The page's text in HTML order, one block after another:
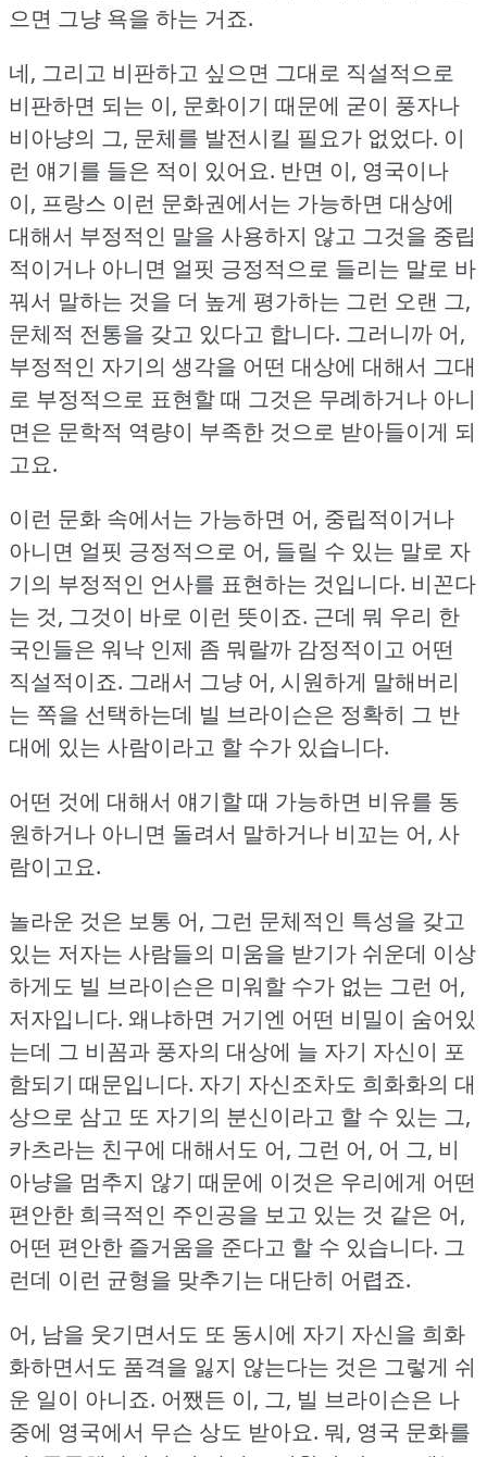
으면 그냥 욕을 하는 거죠.
네, 그리고 비판하고 싶으면 그대로 직설적으로
비판하면 되는 이, 문화이기 때문에 굳이 풍자나
비아냥의 그, 문체를 발전시킬 필요가 없었다. 이
런 얘기를 들은 적이 있어요. 반면 이, 영국이나
이, 프랑스 이런 문화권에서는 가능하면 대상에
대해서 부정적인 말을 사용하지 않고 그것을 중립
적이거나 아니면 얼핏 긍정적으로 들리는 말로 바
꿔서 말하는 것을 더 높게 평가하는 그런 오랜 그,
문체적 전통을 갖고 있다고 합니다. 그러니까 어,
부정적인 자기의 생각을 어떤 대상에 대해서 그대
로 부정적으로 표현할 때 그것은 무례하거나 아니
면은 문학적 역량이 부족한 것으로 받아들이게 되
고요.
이런 문화 속에서는 가능하면 어, 중립적이거나
아니면 얼핏 긍정적으로 어, 들릴 수 있는 말로 자
기의 부정적인 언사를 표현하는 것입니다. 비꼰다
는 것, 그것이 바로 이런 뜻이죠. 근데 뭐 우리 한
국인들은 워낙 인제 좀 뭐랄까 감정적이고 어떤
직설적이죠. 그래서 그냥 어, 시원하게 말해버리
는 쪽을 선택하는데 빌 브라이슨은 정확히 그 반
대에 있는 사람이라고 할 수가 있습니다.
어떤 것에 대해서 얘기할 때 가능하면 비유를 동
원하거나 아니면 돌려서 말하거나 비꼬는 어, 사
람이고요.
놀라운 것은 보통 어, 그런 문체적인 특성을 갖고
있는 저자는 사람들의 미움을 받기가 쉬운데 이상
하게도 빌 브라이슨은 미워할 수가 없는 그런 어,
저자입니다. 왜냐하면 거기엔 어떤 비밀이 숨어있
는데 그 비꼼과 풍자의 대상에 늘 자기 자신이 포
함되기 때문입니다. 자기 자신조차도 희화화의 대
상으로 삼고 또 자기의 분신이라고 할 수 있는 그,
카츠라는 친구에 대해서도 어, 그런 어, 어 그, 비
아냥을 멈추지 않기 때문에 이것은 우리에게 어떤
편안한 희극적인 주인공을 보고 있는 것 같은 어,
어떤 편안한 즐거움을 준다고 할 수 있습니다. 그
런데 이런 균형을 맞추기는 대단히 어렵죠.
어, 남을 웃기면서도 또 동시에 자기 자신을 희화
화하면서도 품격을 잃지 않는다는 것은 그렇게 쉬
운 일이 아니죠. 어쨌든 이, 그, 빌 브라이슨은 나
중에 영국에서 무슨 상도 받아요. 뭐, 영국 문화를